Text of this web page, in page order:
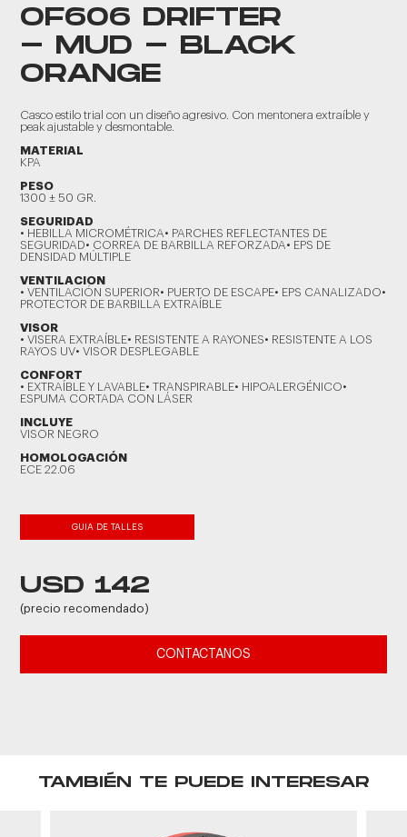
OF606 DRIFTER
- MUD - BLACK
ORANGE
Casco estilo trial con un diseño agresivo. Con mentonera extraíble y
peak ajustable y desmontable.
MATERIAL
KPA
PESO
1300 ± 50 GR.
SEGURIDAD
• HEBILLA MICROMÉTRICA• PARCHES REFLECTANTES DE
SEGURIDAD• CORREA DE BARBILLA REFORZADA• EPS DE
DENSIDAD MÚLTIPLE
VENTILACION
• VENTILACIÓN SUPERIOR• PUERTO DE ESCAPE• EPS CANALIZADO•
PROTECTOR DE BARBILLA EXTRAÍBLE
VISOR
• VISERA EXTRAÍBLE• RESISTENTE A RAYONES• RESISTENTE A LOS
RAYOS UV• VISOR DESPLEGABLE
CONFORT
• EXTRAÍBLE Y LAVABLE• TRANSPIRABLE• HIPOALERGÉNICO•
ESPUMA CORTADA CON LÁSER
INCLUYE
VISOR NEGRO
HOMOLOGACIÓN
ECE 22.06
GUIA DE TALLES
USD 142
(precio recomendado)
CONTACTANOS
TAMBIÉN TE PUEDE INTERESAR